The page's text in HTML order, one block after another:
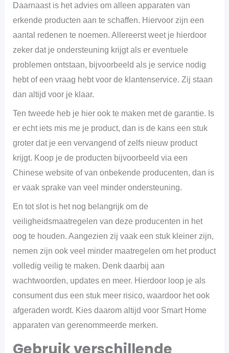
Daarnaast is het advies om alleen apparaten van
erkende producten aan te schaffen. Hiervoor zijn een
aantal redenen te noemen. Allereerst weet je hierdoor
zeker dat je ondersteuning krijgt als er eventuele
problemen ontstaan, bijvoorbeeld als je service nodig
hebt of een vraag hebt voor de klantenservice. Zij staan
dan altijd voor je klaar.
Ten tweede heb je hier ook te maken met de garantie. Is
er echt iets mis me je product, dan is de kans een stuk
groter dat je een vervangend of zelfs nieuw product
krijgt. Koop je de producten bijvoorbeeld via een
Chinese website of van onbekende producenten, dan is
er vaak sprake van veel minder ondersteuning.
En tot slot is het nog belangrijk om de
veiligheidsmaatregelen van deze producenten in het
oog te houden. Aangezien zij vaak een stuk kleiner zijn,
nemen zijn ook veel minder maatregelen om het product
volledig veilig te maken. Denk daarbij aan
wachtwoorden, updates en meer. Hierdoor loop je als
consument dus een stuk meer risico, waardoor het ook
afgeraden wordt. Kies daarom altijd voor Smart Home
apparaten van gerenommeerde merken.